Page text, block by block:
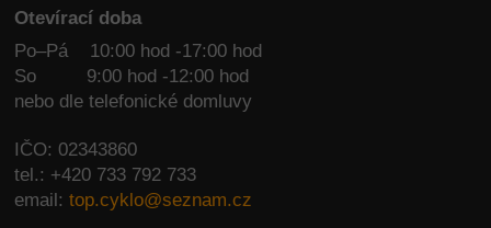
Otevírací doba
Po–Pá 10:00 hod -17:00 hod
So
9:00 hod -12:00 hod
nebo dle telefonické domluvy
IČO: 02343860
tel.: +420 733 792 733
email:top.cyklo@seznam.cz